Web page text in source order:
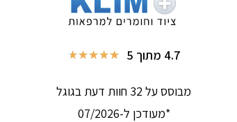
4.7 מתוך 5 ★
★
★
★
★
מבוסס על 32 חוות דעת בגוגל
*מעודכן ל-07/2026
★
★
,שירות מצוין וסבלני